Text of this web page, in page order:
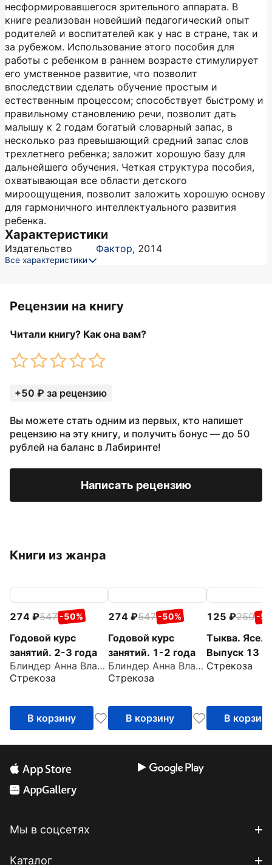
несформировавшегося зрительного аппарата. В
книге реализован новейший педагогический опыт
родителей и воспитателей как у нас в стране, так и
за рубежом. Использование этого пособия для
работы с ребенком в раннем возрасте стимулирует
его умственное развитие, что позволит
впоследствии сделать обучение простым и
естественным процессом; способствует быстрому и
правильному становлению речи, позволит дать
малышу к 2 годам богатый словарный запас, в
несколько раз превышающий средний запас слов
трехлетнего ребенка; заложит хорошую базу для
дальнейшего обучения. Четкая структура пособия,
охватывающая все области детского
мироощущения, позволит заложить хорошую основу
для гармоничного интеллектуального развития
ребенка.
Характеристики
Издательство Фактор, 2014
Все характеристики
Рецензии на книгу
Читали книгу? Как она вам?
+50 ₽ за рецензию
Вы можете стать одним из первых, кто напишет
рецензию на эту книгу, и получить бонус — до 50
рублей на баланс в Лабиринте!
Написать рецензию
Книги из жанра
274 547 -50%
Годовой курс
занятий. 2-3 года
Блиндер Анна Владимировна
Стрекоза
В корзину
274 547 -50%
Годовой курс
занятий. 1-2 года
Блиндер Анна Владимировна
Стрекоза
В корзину
125 250 -
Тыква.
Выпуск 13
Стрекоза
В корзину
Мы в соцсетях
Каталог